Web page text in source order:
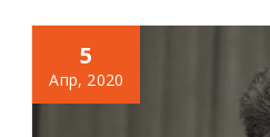
5
Апр, 2020